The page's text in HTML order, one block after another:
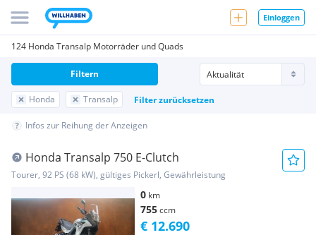
Einloggen
124 Honda Transalp Motorräder und Quads
Honda Transalp Filter zurücksetzen
Filtern
Infos zur Reihung der Anzeigen
Honda Transalp 750 E-Clutch
Tourer, 92 PS (68 kW), gültiges Pickerl, Gewährleistung
0 km
755ccm
€ 12.690